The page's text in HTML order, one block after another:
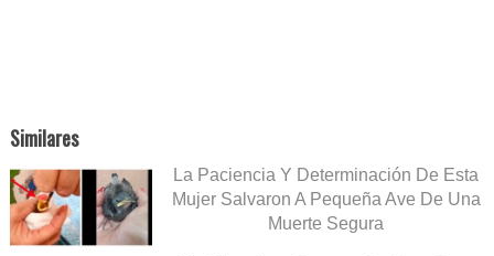
Similares
La Paciencia Y Determinación De Esta
Mujer Salvaron A Pequeña Ave De Una
Muerte Segura